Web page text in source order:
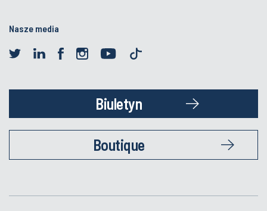
Nasze media
Biuletyn
Boutique